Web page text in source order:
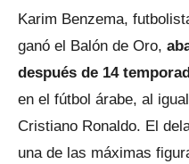
Karim Benzema,
ganó el Balón de Oro,
después de 14
en el fútbol árabe, al
Cristiano Ronaldo. El
una de las máximas